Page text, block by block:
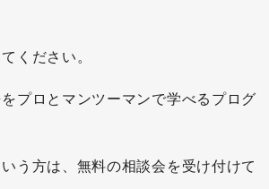
ください。
プロとマンツーマンで学べるプログ
う方は、無料の相談会を受け付けて